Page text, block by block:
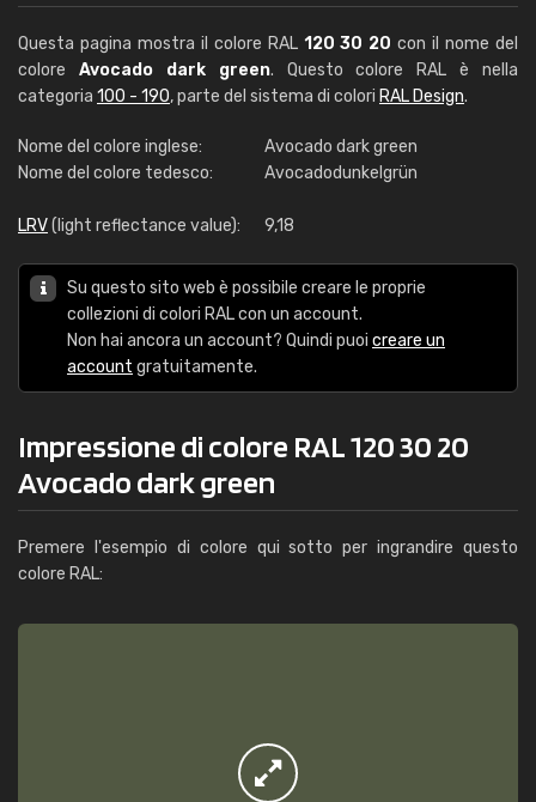
Questa pagina mostra il colore RAL 120 30 20 con il nome del
colore Avocado dark green. Questo colore RAL è nella
categoria 100 - 190, parte del sistema di colori RAL Design.
Nome del colore inglese:
Avocado dark green
Nome del colore tedesco:
Avocadodunkelgrün
LRV(light reflectance value): 9,18
Su questo sito web è possibile creare le proprie
collezioni di colori RAL con un account.
Non hai ancora un account? Quindi puoi creare un
account gratuitamente.
Impressione di colore RAL 120 30 20
Avocado dark green
Premere l'esempio di colore qui sotto per ingrandire questo
colore RAL: